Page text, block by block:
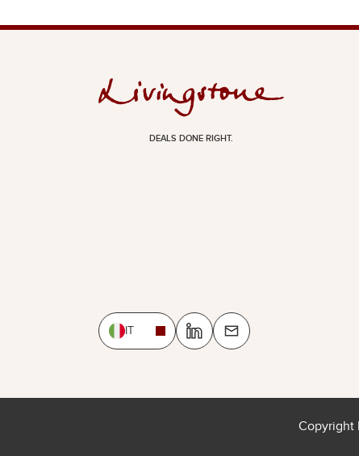
DEALS DONE RIGHT.
IT
Copyright